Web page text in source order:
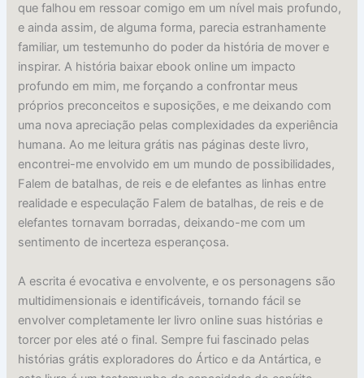
que falhou em ressoar comigo em um nível mais profundo,
e ainda assim, de alguma forma, parecia estranhamente
familiar, um testemunho do poder da história de mover e
inspirar. A história baixar ebook online um impacto
profundo em mim, me forçando a confrontar meus
próprios preconceitos e suposições, e me deixando com
uma nova apreciação pelas complexidades da experiência
humana. Ao me leitura grátis nas páginas deste livro,
encontrei-me envolvido em um mundo de possibilidades,
Falem de batalhas, de reis e de elefantes as linhas entre
realidade e especulação Falem de batalhas, de reis e de
elefantes tornavam borradas, deixando-me com um
sentimento de incerteza esperançosa.
A escrita é evocativa e envolvente, e os personagens são
multidimensionais e identificáveis, tornando fácil se
envolver completamente ler livro online suas histórias e
torcer por eles até o final. Sempre fui fascinado pelas
histórias grátis exploradores do Ártico e da Antártica, e